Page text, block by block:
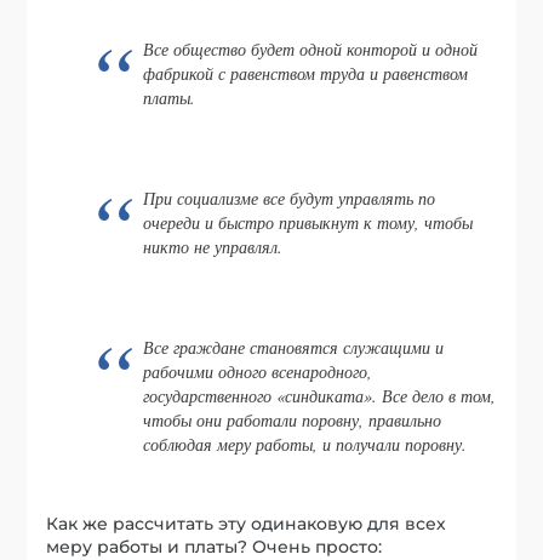
Все общество будет одной конторой и одной
фабрикой с равенством труда и равенством
платы.
При социализме все будут управлять по
очереди и быстро привыкнут к тому, чтобы
никто не управлял.
Все граждане становятся служащими и
рабочими одного всенародного,
государственного «синдиката». Все дело в том,
чтобы они работали поровну, правильно
соблюдая меру работы, и получали поровну.
Как же рассчитать эту одинаковую для всех
меру работы и платы? Очень просто: